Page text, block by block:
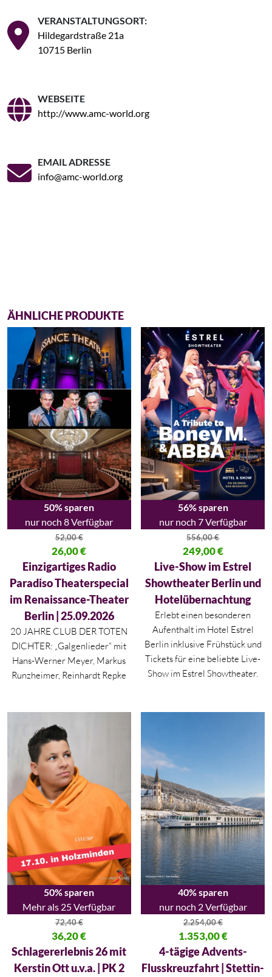
VERANSTALTUNGSORT:
Hildegardstraße 21a
10715 Berlin
WEBSEITE
http://www.amc-world.org
EMAIL ADRESSE
info@amc-world.org
ÄHNLICHE PRODUKTE
50% sparen
nur noch 8 Verfügbar
52,00€
Ursprünglicher Preis war: 52,00 €
26,00€
Aktueller Preis ist: 26,00 €.
Einzigartiges Radio
Paradiso Theaterspecial
im Renaissance-Theater
Berlin | 25.09.2026
20 JAHRE CLUB DER TOTEN
DICHTER: „Galgenlieder“ mit
Hans-Werner Meyer, Markus
Runzheimer, Reinhardt Repke
56% sparen
nur noch 7 Verfügbar
556,00€
Ursprünglicher Preis war:
249,00€
Aktueller Preis ist: 249,00 €.
Live-Show im Estrel
Showtheater Berlin und
Hotelübernachtung
Erlebt einen besonderen
Aufenthalt im Hotel Estrel
Berlin inklusive Frühstück und
Tickets für eine beliebte Live-
Show im Estrel Showtheater.
50% sparen
Mehr als 25 Verfügbar
72,40€
Ursprünglicher Preis war: 72,40 €
36,20€
Aktueller Preis ist: 36,20 €.
Schlagererlebnis 26 mit
Kerstin Ott u.v.a. | PK 2
40% sparen
nur noch 2 Verfügbar
2.254,00€
Ursprünglicher Preis war:
1.353,00€
Aktueller Preis ist: 1.353,00 €.
4-tägige Advents-
Flusskreuzfahrt | Stettin-